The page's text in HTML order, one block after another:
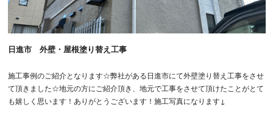
日進市 外壁・屋根塗り替え工事
施工事例のご紹介となります☆弊社がある日進市にて外壁塗り替え工事をさせ
て頂きました☆地元の方にご紹介頂き、地元で工事をさせて頂けたことがとて
も嬉しく思います！ありがとうございます！施工写真になります↓